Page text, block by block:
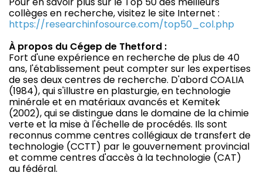
collèges en recherche, visitez le site Internet :
https://researchinfosource.com/top50_col.php
À propos du Cégep de Thetford :
Fort d'une expérience en recherche de plus de 40
ans, l'établissement peut compter sur les expertises
de ses deux centres de recherche. D'abord COALIA
(1984), qui s'illustre en plasturgie, en technologie
minérale et en matériaux avancés et Kemitek
(2002), qui se distingue dans le domaine de la chimie
verte et la mise à l'échelle de procédés. Ils sont
reconnus comme centres collégiaux de transfert de
technologie (CCTT) par le gouvernement provincial
et comme centres d'accès à la technologie (CAT)
au fédéral.